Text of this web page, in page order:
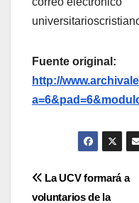
Fuente original:
http://
La UCV formará a
voluntarios de la